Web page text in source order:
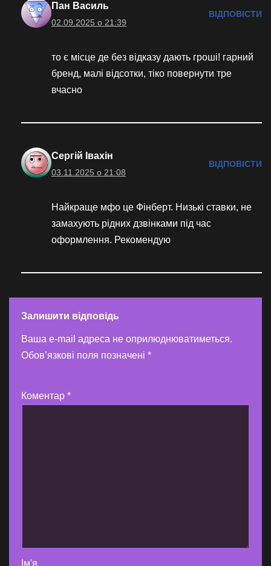
Пан Василь
02.09.2025 о 21:39
ВІДПОВІСТИ
то є місце де без відказу дають гроші! гарний
бренд, малі відсотки, тіко повернути тре
вчасно
Сергій Івахін
03.11.2025 о 21:08
ВІДПОВІСТИ
Найкраще мфо це Фінберт. Низькі ставки, не
замахують рідних дзвінками під час
оформлення. Рекомендую
Залишити відповідь
Ваша e-mail адреса не оприлюднюватиметься.
Обов’язкові поля позначені *
Коментар *
Ім'я